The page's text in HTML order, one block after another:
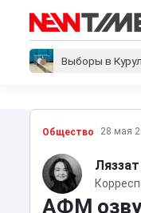
Выборы в
Общество 28 мая
АФМ